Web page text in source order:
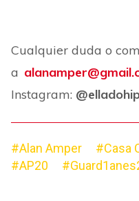
Cualquier duda o
a
Instagram:
#Alan Amper #Casa
#AP20